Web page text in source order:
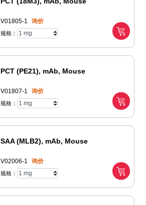
V01805-1 询价
规格：
PCT (PE21), mAb, Mouse
V01807-1 询价
规格：
SAA (MLB2), mAb, Mouse
V02006-1 询价
规格：